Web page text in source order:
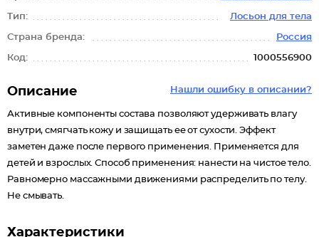
Тип: Лосьон для тела
Страна бренда: Россия
Код: 1000556900
Нашли ошибку в описании?
Описание
Активные компоненты состава позволяют удерживать влагу
внутри, смягчать кожу и защищать ее от сухости. Эффект
заметен даже после первого применения. Применяется для
детей и взрослых. Способ применения: нанести на чистое тело.
Равномерно массажными движениями распределить по телу.
Не смывать.
Характеристики